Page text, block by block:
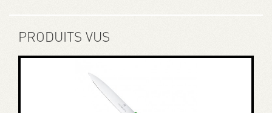
PRODUITS VUS